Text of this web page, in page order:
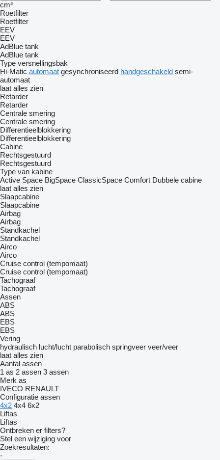
cm³
Roetfilter
Roetfilter
EEV
EEV
AdBlue tank
AdBlue tank
Type versnellingsbak
Hi-Matic automaat gesynchroniseerd handgeschakeld semi-
automaat
laat alles zien
Retarder
Retarder
Centrale smering
Centrale smering
Differentieelblokkering
Differentieelblokkering
Cabine
Rechtsgestuurd
Rechtsgestuurd
Type van kabine
Active Space BigSpace ClassicSpace Comfort Dubbele cabine
laat alles zien
Slaapcabine
Slaapcabine
Airbag
Airbag
Standkachel
Standkachel
Airco
Airco
Cruise control (tempomaat)
Cruise control (tempomaat)
Tachograaf
Tachograaf
Assen
ABS
ABS
EBS
EBS
Vering
hydraulisch lucht/lucht parabolisch springveer veer/veer
laat alles zien
Aantal assen
1 as 2 assen 3 assen
Merk as
IVECO RENAULT
Configuratie assen
4x2 4x4 6x2
Liftas
Liftas
Ontbreken er filters?
Stel een wijziging voor
Zoekresultaten:
-